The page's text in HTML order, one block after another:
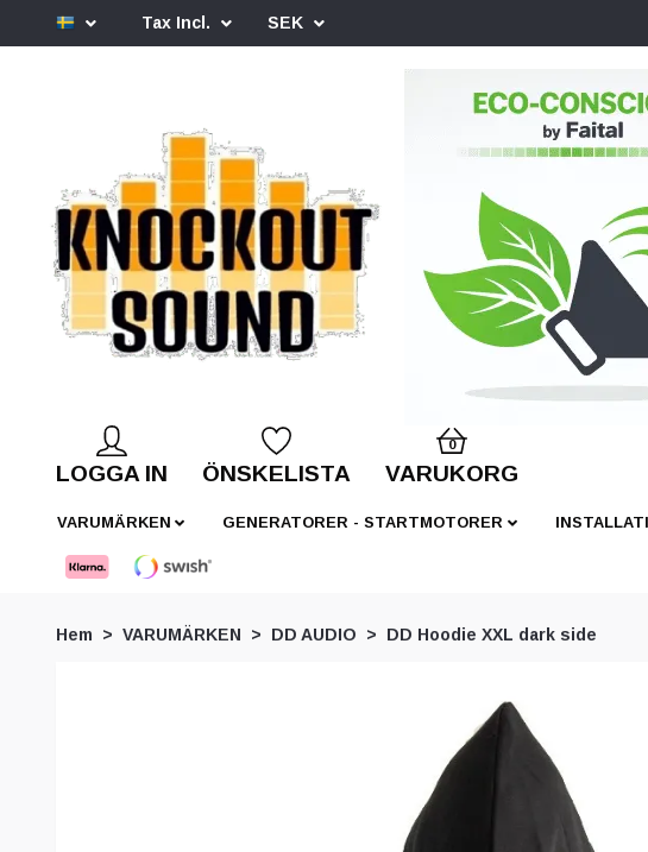
Tax Incl. SEK
LOGGA IN ÖNSKELISTA
0
VARUKORG
VARUMÄRKEN GENERATORER - STARTMOTORER
Hem VARUMÄRKEN DD AUDIO DD Hoodie XXL dark side